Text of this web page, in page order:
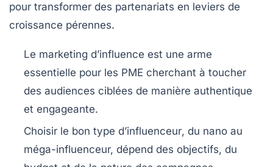
pour transformer des partenariats en leviers de
croissance pérennes.
Le marketing d’influence est une arme
essentielle pour les PME cherchant à toucher
des audiences ciblées de manière authentique
et engageante.
Choisir le bon type d’influenceur, du nano au
méga-influenceur, dépend des objectifs, du